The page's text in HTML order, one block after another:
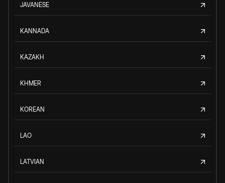
JAVANESE
KANNADA
KAZAKH
KHMER
KOREAN
LAO
LATVIAN